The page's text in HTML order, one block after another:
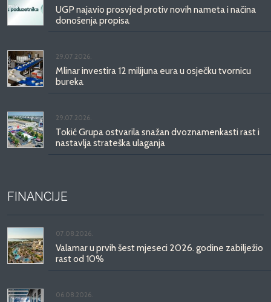
UGP najavio prosvjed protiv novih nameta i načina
donošenja propisa
29.07.2026.
Mlinar investira 12 milijuna eura u osječku tvornicu
bureka
29.07.2026.
Tokić Grupa ostvarila snažan dvoznamenkasti rast i
nastavlja strateška ulaganja
FINANCIJE
07.08.2026.
Valamar u prvih šest mjeseci 2026. godine zabilježio
rast od 10%
06.08.2026.